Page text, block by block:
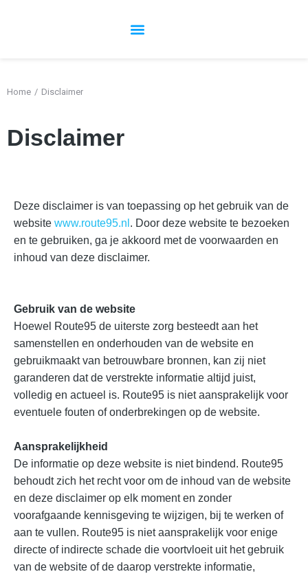
Je bent hier:
Home Disclaimer
Disclaimer
Deze disclaimer is van toepassing op het gebruik van de
website www.route95.nl . Door deze website te bezoeken
en te gebruiken, ga je akkoord met de voorwaarden en
inhoud van deze disclaimer.
Gebruik van de website
Hoewel Route95 de uiterste zorg besteedt aan het
samenstellen en onderhouden van de website en
gebruikmaakt van betrouwbare bronnen, kan zij niet
garanderen dat de verstrekte informatie altijd juist,
volledig en actueel is. Route95 is niet aansprakelijk voor
eventuele fouten of onderbrekingen op de website.
Aansprakelijkheid
De informatie op deze website is niet bindend. Route95
behoudt zich het recht voor om de inhoud van de website
en deze disclaimer op elk moment en zonder
voorafgaande kennisgeving te wijzigen, bij te werken of
aan te vullen. Route95 is niet aansprakelijk voor enige
directe of indirecte schade die voortvloeit uit het gebruik
van de website of de daarop verstrekte informatie,